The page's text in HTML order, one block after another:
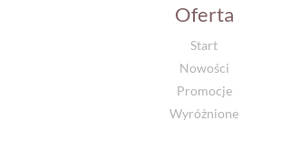
Oferta
Start
Nowości
Promocje
Wyróżnione